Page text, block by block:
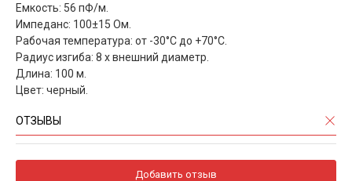
Емкость: 56 пФ/м.
Импеданс: 100±15 Ом.
Рабочая температура: от -30°C до +70°C.
Радиус изгиба: 8 x внешний диаметр.
Длина: 100 м.
Цвет: черный.
ОТЗЫВЫ
Добавить отзыв